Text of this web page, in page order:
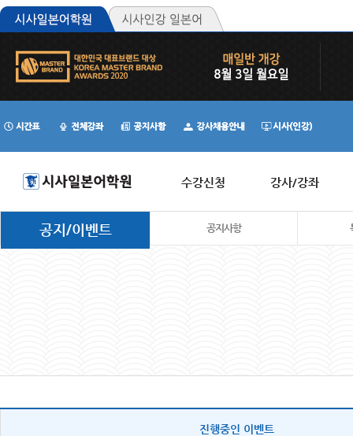
수강신청 강사/강좌
공지/이벤트 공지사항
진행중인 이벤트